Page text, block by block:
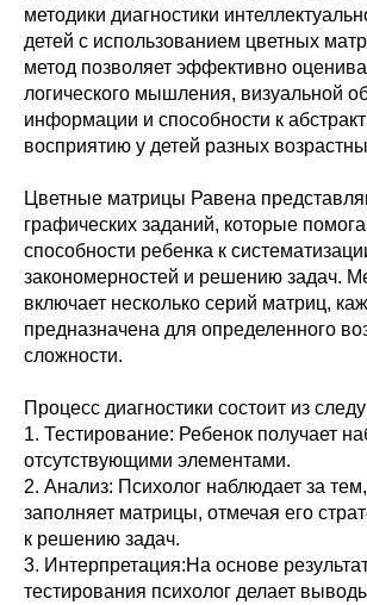
методики диагностики
детей с использованием цветных
метод позволяет эффективно
логического мышления, визуальной
информации и способности к
восприятию у детей разных
Цветные матрицы Равена
графических заданий, которые
способности ребенка к
закономерностей и решению задач.
включает несколько серий матриц,
предназначена для определенного
сложности.
Процесс диагностики состоит из
1. Тестирование: Ребенок получает
отсутствующими элементами.
2. Анализ: Психолог наблюдает за
заполняет матрицы, отмечая его
к решению задач.
3. Интерпретация:На основе
тестирования психолог делает